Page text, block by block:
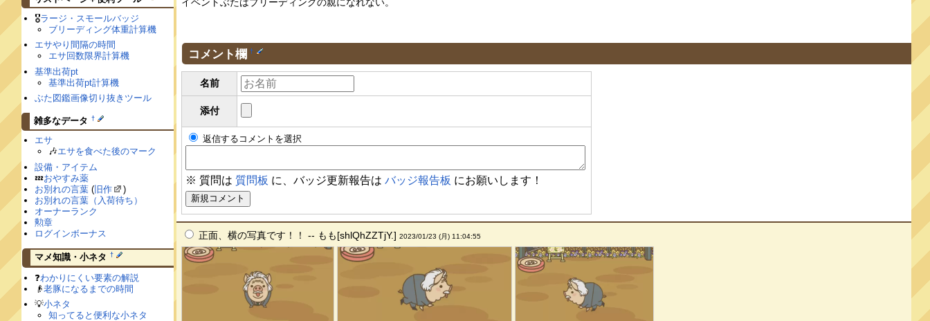
イベントぶたはブリーディングの親になれない。
コメント欄 †
名前
添付
返信するコメントを選択
※ 質問は 質問板 に、バッジ更新報告はバッジ報告板 にお願いします！
正面、横の写真です！！ -- もも[shlQhZZTjY.]2023/01/23 (月) 11:04:55
🎖ラージ・スモールバッジ
ブリーディング体重計算機
エサやり間隔の時間
エサ回数限界計算機
基準出荷pt
基準出荷pt計算機
ぶた図鑑画像切り抜きツール
雑多なデータ †
エサ
🎶エサを食べた後のマーク
設備・アイテム
💤おやすみ薬
お別れの言葉 (旧作
)
お別れの言葉（入荷待ち）
オーナーランク
勲章
ログインボーナス
マメ知識・小ネタ †
❓わかりにくい要素の解説
👴老豚になるまでの時間
💡小ネタ
知ってると便利な小ネタ